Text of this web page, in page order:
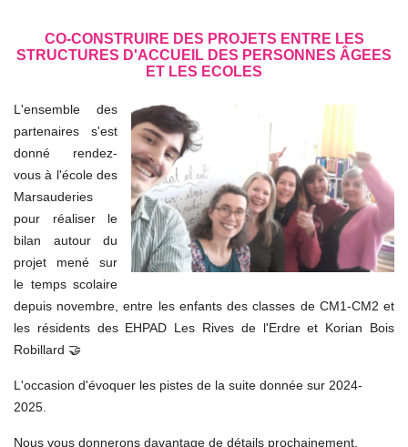
CO-CONSTRUIRE DES PROJETS ENTRE LES
STRUCTURES D'ACCUEIL DES PERSONNES ÂGEES
ET LES ECOLES
L'ensemble des
partenaires s'est
donné rendez-
vous à l'école des
Marsauderies
pour réaliser le
bilan autour du
projet mené sur
le temps scolaire
depuis novembre, entre les enfants des classes de CM1-CM2 et
les résidents des EHPAD Les Rives de l'Erdre et Korian Bois
Robillard 🤝
L'occasion d'évoquer les pistes de la suite donnée sur 2024-
2025.
Nous vous donnerons davantage de détails prochainement.